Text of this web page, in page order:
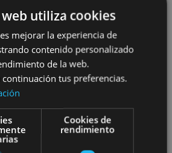
Castillos y fortalezas
web utiliza cookies
mejorar la experiencia de
contenido personalizado
de la web.
continuación tus preferencias.
Cookies de
rendimiento